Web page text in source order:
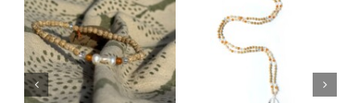
IN DEN WARENKORB
/
DETAILS
IN DEN WARENKORB
/
DETAILS